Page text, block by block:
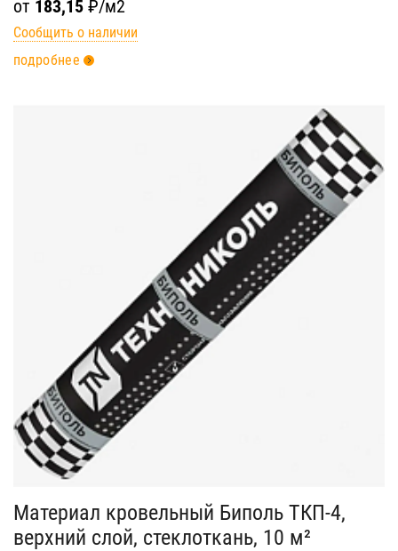
от 183,15 ₽/м2
Сообщить о наличии
подробнее
Материал кровельный Биполь ТКП-4,
верхний слой, стеклоткань, 10 м²